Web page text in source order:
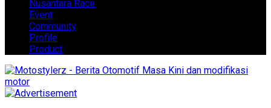
Nusantara Race
Event
Community
Profile
Product